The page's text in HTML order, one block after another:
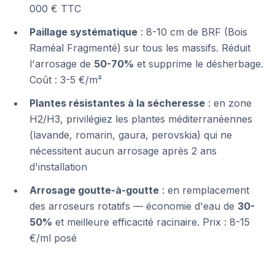
000 € TTC
Paillage systématique : 8-10 cm de BRF (Bois
Raméal Fragmenté) sur tous les massifs. Réduit
l'arrosage de 50-70% et supprime le désherbage.
Coût : 3-5 €/m²
Plantes résistantes à la sécheresse : en zone
H2/H3, privilégiez les plantes méditerranéennes
(lavande, romarin, gaura, perovskia) qui ne
nécessitent aucun arrosage après 2 ans
d'installation
Arrosage goutte-à-goutte : en remplacement
des arroseurs rotatifs — économie d'eau de 30-
50% et meilleure efficacité racinaire. Prix : 8-15
€/ml posé